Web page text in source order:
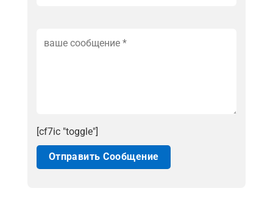
[cf7ic "toggle"]